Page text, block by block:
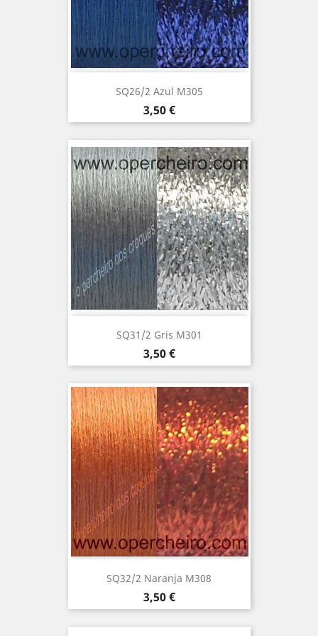
SQ26/2 Azul M305
Precio
3,50 €
SQ31/2 Gris M301
Precio
3,50 €
SQ32/2 Naranja M308
Precio
3,50 €